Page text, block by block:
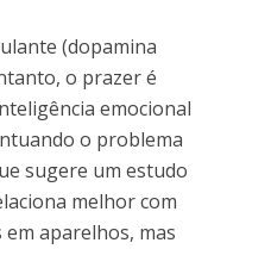
(dopamina
o prazer é
emocional
o problema
sugere um estudo
melhor com
em aparelhos, mas